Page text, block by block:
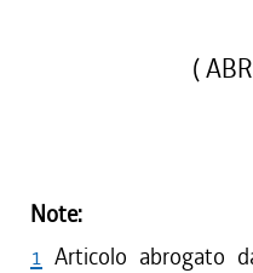
(
Note:
1 Articolo abrogato